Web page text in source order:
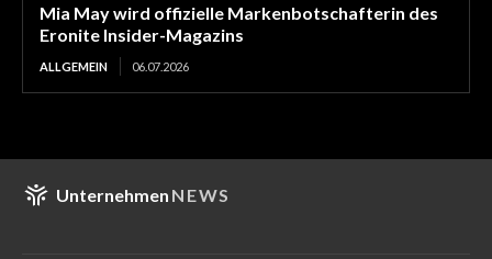
Mia May wird offizielle Markenbotschafterin des
Eronite Insider-Magazins
ALLGEMEIN 06.07.2026
Unternehmen NEWS